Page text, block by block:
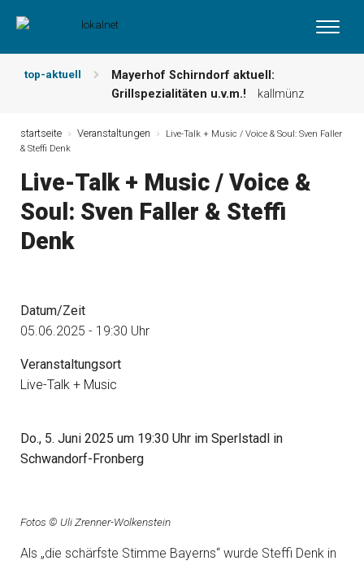
top-aktuell
Mayerhof Schirndorf aktuell:
Grillspezialitäten u.v.m.!
kallmünz
und mehr … burglengenfeld
leserbriefe
Maxhütter Fischladen: Unser aktuelles
startseite Veranstaltungen
Live-Talk + Music / Voice & Soul: Sven Faller
& Steffi Denk
Live-Talk + Music / Voice &
Soul: Sven Faller & Steffi
Denk
Datum/Zeit
05.06.2025 - 19:30 Uhr
Veranstaltungsort
Live-Talk + Music
Do., 5. Juni 2025 um 19:30 Uhr im Sperlstadl in
Schwandorf-Fronberg
Fotos © Uli Zrenner-Wolkenstein
Als „die schärfste Stimme Bayerns“ wurde Steffi Denk in